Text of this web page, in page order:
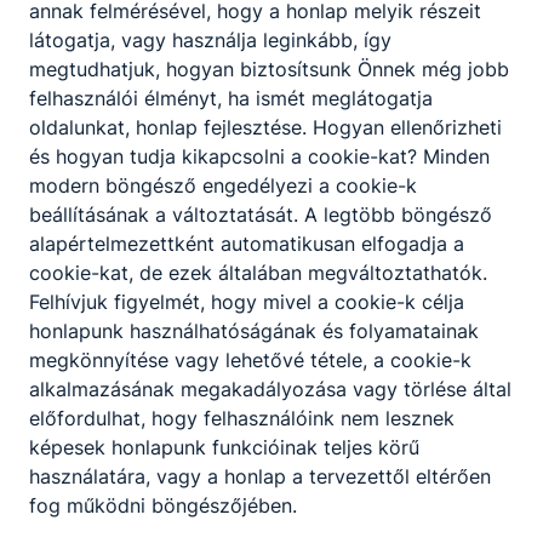
Fogadó óra:
A hét: Kedd 5.óra B
hét: Kedd 4. óra |
FOGLALKOZÁS-
KORREPETÁLÁS: A
hét: Csütörtök 8. óra,
B hét: Szerda 8. óra
Kristó János
oktató
Informatika
kristojanos​@gmail.com
06-63/562-335
Osztályfőnök:
-
Fogadó óra:
annak felmérésével, hogy a honlap melyik részeit
látogatja, vagy használja leginkább, így
megtudhatjuk, hogyan biztosítsunk Önnek még jobb
felhasználói élményt, ha ismét meglátogatja
oldalunkat, honlap fejlesztése. Hogyan ellenőrizheti
és hogyan tudja kikapcsolni a cookie-kat? Minden
modern böngésző engedélyezi a cookie-k
beállításának a változtatását. A legtöbb böngésző
alapértelmezettként automatikusan elfogadja a
cookie-kat, de ezek általában megváltoztathatók.
Felhívjuk figyelmét, hogy mivel a cookie-k célja
honlapunk használhatóságának és folyamatainak
megkönnyítése vagy lehetővé tétele, a cookie-k
alkalmazásának megakadályozása vagy törlése által
előfordulhat, hogy felhasználóink nem lesznek
képesek honlapunk funkcióinak teljes körű
használatára, vagy a honlap a tervezettől eltérően
fog működni böngészőjében.